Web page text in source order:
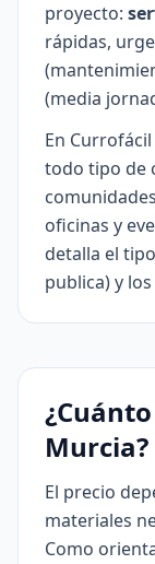
proyecto:
rápidas,
(media
En
todo tipo de
oficinas y
detalla el
publica) y
Murcia?
El precio
materiales
Como